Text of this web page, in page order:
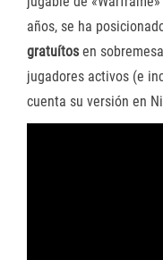
años, se ha
gratuítos en
jugadores activos (e
cuenta su versión en